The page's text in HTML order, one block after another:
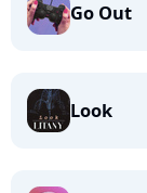
Go Out
Look